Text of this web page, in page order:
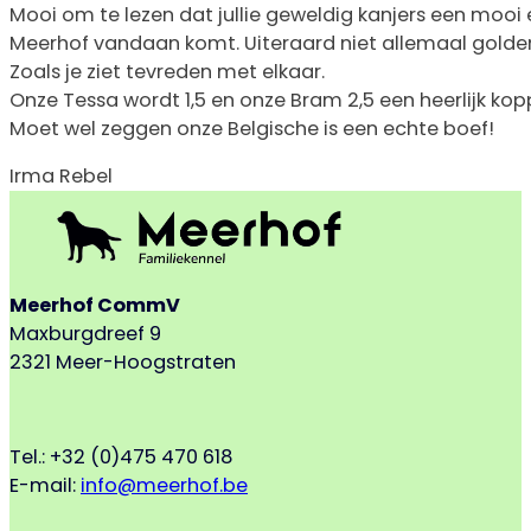
Mooi om te lezen dat jullie geweldig kanjers een
Meerhof vandaan komt. Uiteraard niet allemaal
Zoals je ziet tevreden met elkaar.
Onze Tessa wordt 1,5 en onze Bram 2,5 een heerlijk
Moet wel zeggen onze Belgische is een echte boef!
Irma Rebel
Meerhof CommV
Maxburgdreef 9
2321 Meer-Hoogstraten
Tel.: +32 (0)475 470 618
E-mail: info@meerhof.be